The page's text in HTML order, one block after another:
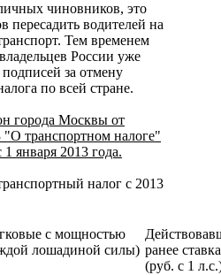
чиновников, это
пересадить водителей на
Тем временем
России уже
за отмену
по всей стране.
города Москвы от
транспортном налоге"
1 января 2013 года.
налог с 2013
с мощностью
лошадиной силы) ранее ставка
(руб. с 1